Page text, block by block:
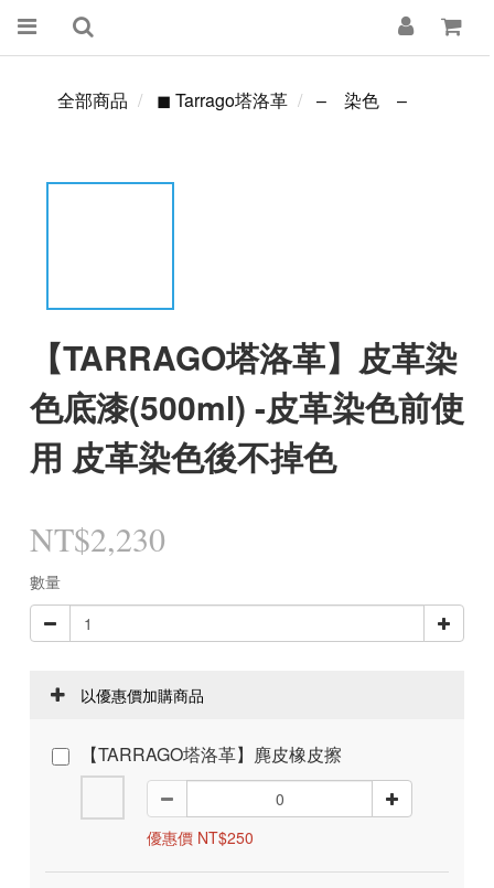
全部商品 ◼ Tarrago塔洛革 – 染色 –
【TARRAGO塔洛革】皮革染
色底漆(500ml) -皮革染色前使
用 皮革染色後不掉色
NT$2,230
數量
以優惠價加購商品
【TARRAGO塔洛革】麂皮橡皮擦
優惠價 NT$250